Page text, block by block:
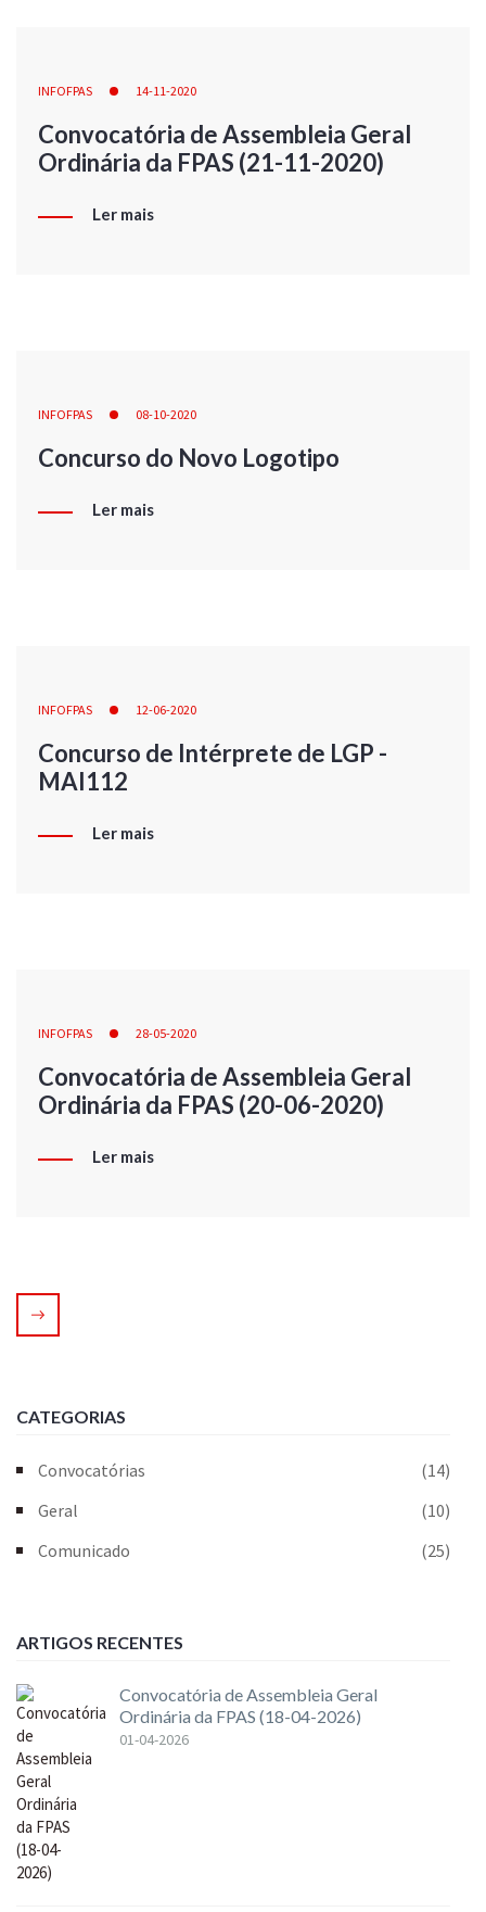
INFOFPAS 14-11-2020
Convocatória de Assembleia Geral
Ordinária da FPAS (21-11-2020)
Ler mais
INFOFPAS 08-10-2020
Concurso do Novo Logotipo
Ler mais
INFOFPAS 12-06-2020
Concurso de Intérprete de LGP -
MAI112
Ler mais
INFOFPAS 28-05-2020
Convocatória de Assembleia Geral
Ordinária da FPAS (20-06-2020)
Ler mais
CATEGORIAS
Convocatórias
(14)
Geral
(10)
Comunicado
(25)
ARTIGOS RECENTES
Convocatória de Assembleia Geral
Ordinária da FPAS (18-04-2026)
01-04-2026